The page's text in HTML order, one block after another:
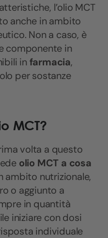
l’olio MCT
anche in ambito
Non a caso, è
componente in
in farmacia,
per sostanze
MCT?
volta a questo
olio MCT a cosa
ambito nutrizionale,
o aggiunto a
in quantità
iniziare con dosi
individuale